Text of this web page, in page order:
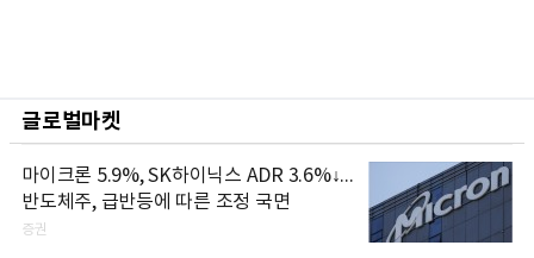
글로벌마켓
마이크론 5.9%, SK하이닉스 ADR 3.6%↓...
반도체주, 급반등에 따른 조정 국면
증권